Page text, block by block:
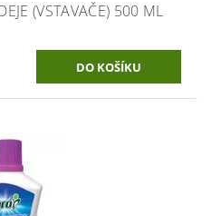
(VSTAVAČE) 500 ML